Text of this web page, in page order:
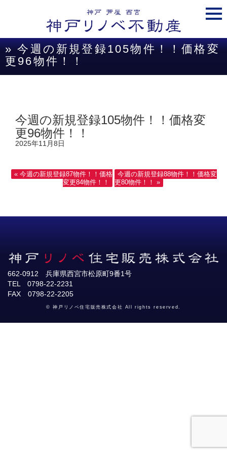
» 今週の新規登録105物件！！価格変
更96物件！！
今週の新規登録105物件！！価格変
更96物件！！
2025年11月8日
« 今週の新規登録87物件！！価格
変更84物件！！
今週の新規登録88物件！！価格変
更80物件！！ »
662-0912 兵庫県西宮市松原町9番1号
TEL 0798-22-2231
FAX 0798-22-2205
© 神戸リノベ住宅販売株式会社 All rights reserved.